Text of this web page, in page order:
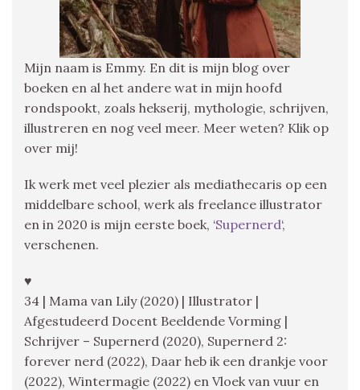
Mijn naam is Emmy. En dit is mijn blog over
boeken en al het andere wat in mijn hoofd
rondspookt, zoals hekserij, mythologie, schrijven,
illustreren en nog veel meer. Meer weten? Klik op
over mij!
Ik werk met veel plezier als mediathecaris op een
middelbare school, werk als freelance illustrator
en in 2020 is mijn eerste boek, ‘Supernerd‘,
verschenen.
♥
34 | Mama van Lily (2020) | Illustrator |
Afgestudeerd Docent Beeldende Vorming |
Schrijver – Supernerd (2020), Supernerd 2:
forever nerd (2022), Daar heb ik een drankje voor
(2022), Wintermagie (2022) en Vloek van vuur en